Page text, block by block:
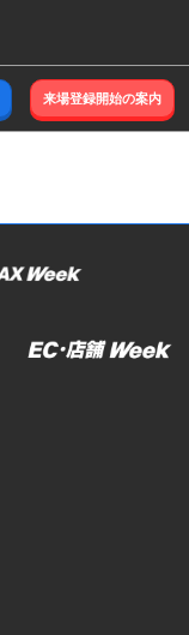
来場登録開始の案内